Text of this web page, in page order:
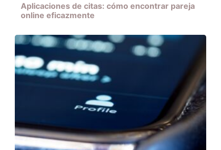
Aplicaciones de citas: cómo encontrar pareja
online eficazmente